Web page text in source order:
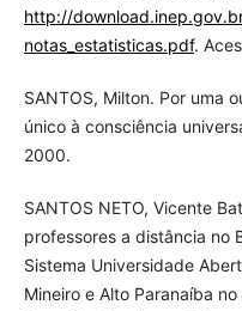
http://
notas_estatisticas.pdf.
SANTOS, Milton. Por uma
único à consciência
2000.
SANTOS NETO, Vicente
professores a distância no
Sistema Universidade
Mineiro e Alto Paranaíba